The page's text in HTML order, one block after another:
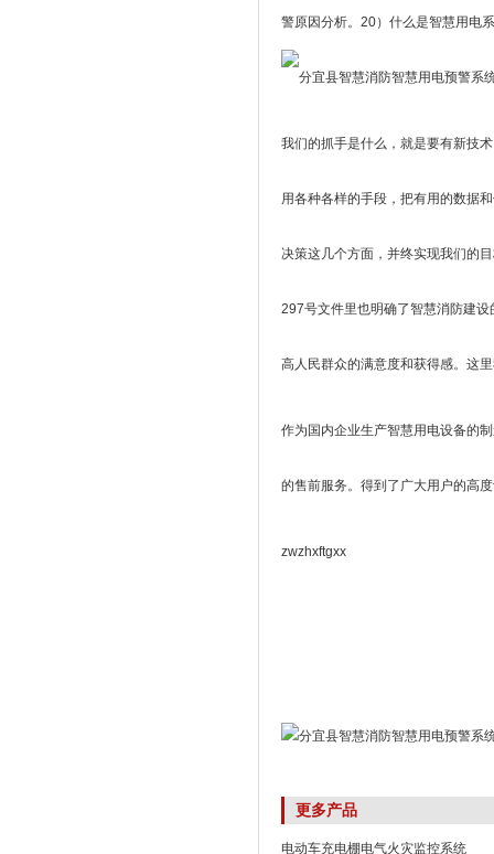
警原因分析。20）什么是智慧用电
我们的抓手是什么，就是要有新技
用各种各样的手段，把有用的数据
决策这几个方面，并终实现我们的
297号文件里也明确了智慧消防建
高人民群众的满意度和获得感。这
作为国内企业生产智慧用电设备的
的售前服务。得到了广大用户的高
zwzhxftgxx
更多产品
电动车充电棚电气火灾监控系统